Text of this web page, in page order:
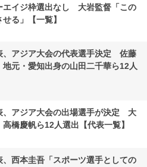
エイジ枠選出なし 大岩監督「この
る」【一覧】
、アジア大会の代表選手決定 佐藤
元・愛知出身の山田二千華ら12人
、アジア大会の出場選手が決定 大
橋慶帆ら12人選出【代表一覧】
西本圭吾「スポーツ選手としての